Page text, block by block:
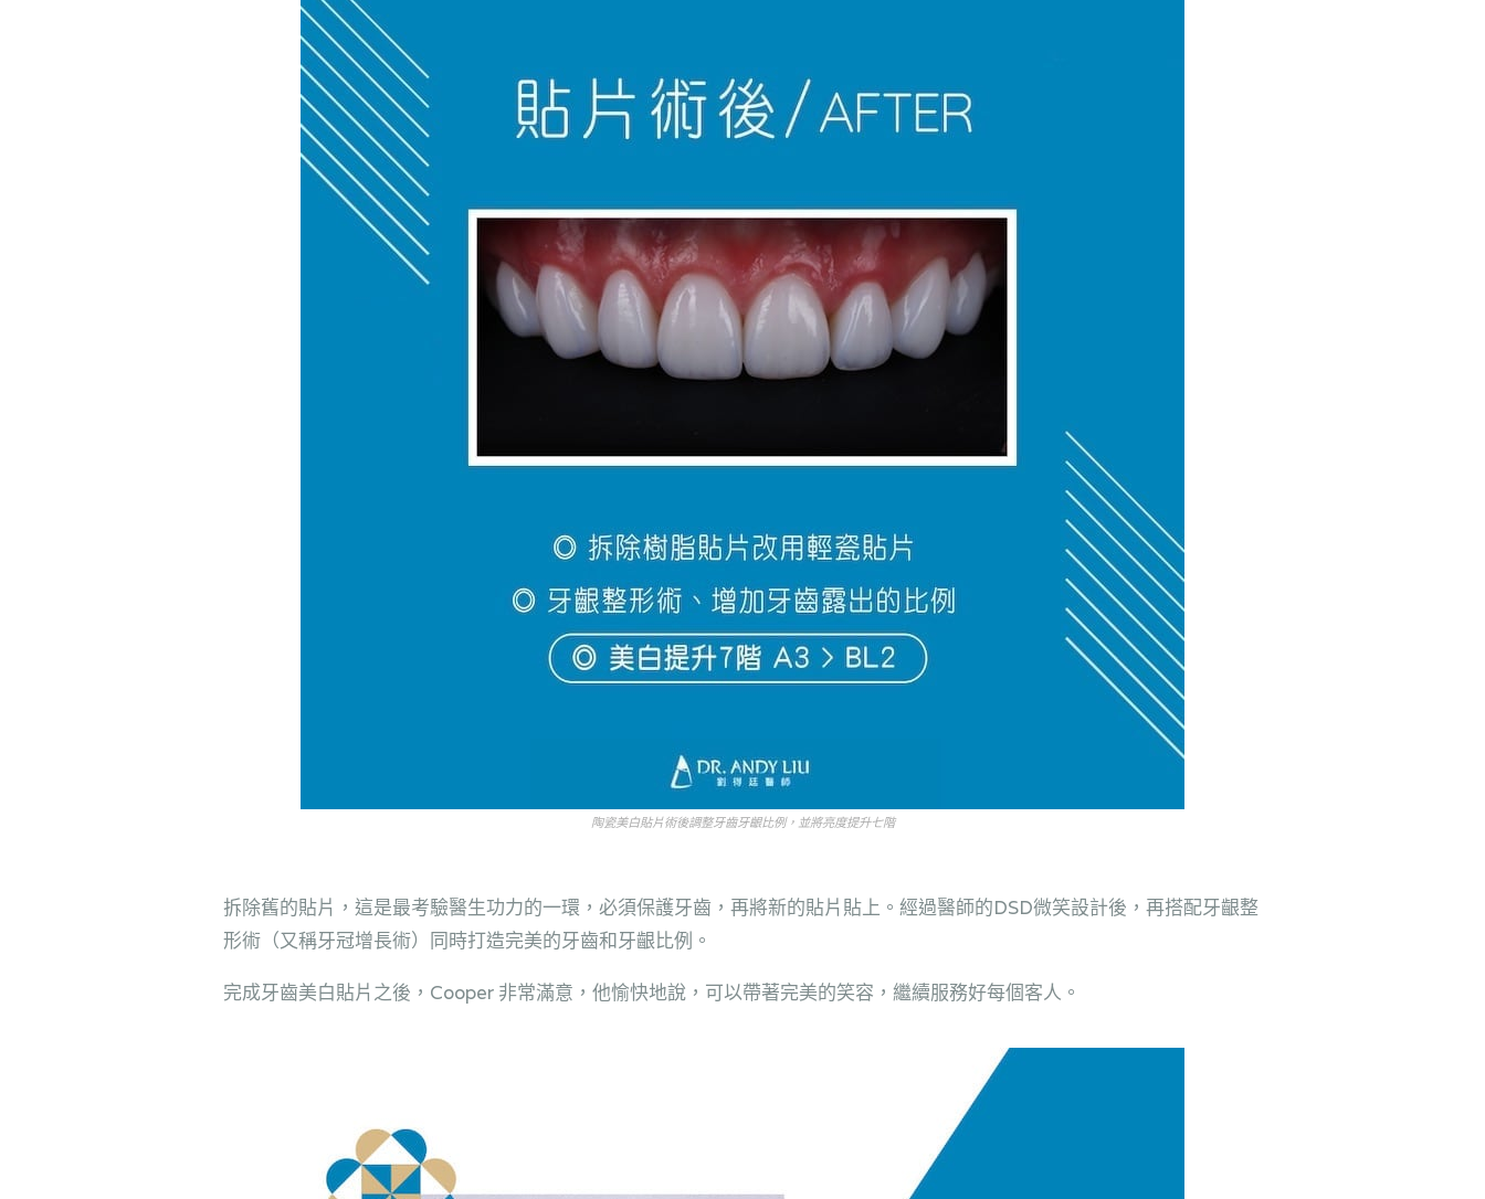
陶瓷美白貼片術後調整牙齒牙齦比例，並將亮度提升七階
拆除舊的貼片，這是最考驗醫生功力的一環，必須保護牙齒，再將新的貼片貼上。經過醫師的DSD微笑設計後，再搭配牙齦整
形術（又稱牙冠增長術）同時打造完美的牙齒和牙齦比例。
完成牙齒美白貼片之後，Cooper 非常滿意，他愉快地說，可以帶著完美的笑容，繼續服務好每個客人。